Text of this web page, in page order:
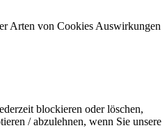
Arten von Cookies Auswirkungen
blockieren oder löschen,
/ abzulehnen, wenn Sie unsere